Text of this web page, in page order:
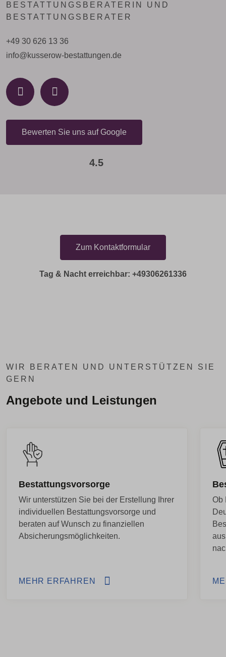
BESTATTUNGSBERATERIN UND
BESTATTUNGSBERATER
+49 30 626 13 36
info@kusserow-bestattungen.de
Bewerten Sie uns auf Google
4.5
Zum Kontaktformular
Tag & Nacht erreichbar: +49306261336
WIR BERATEN UND UNTERSTÜTZEN SIE
GERN
Angebote und Leistungen
Bestattungsvorsorge
Wir unterstützen Sie bei der Erstellung Ihrer
individuellen Bestattungsvorsorge und
beraten auf Wunsch zu finanziellen
Absicherungsmöglichkeiten.
MEHR ERFAHREN
Ob